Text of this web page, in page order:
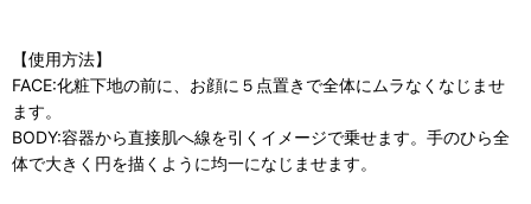
【使用方法】
FACE:化粧下地の前に、お顔に５点置きで全体にムラなくなじませ
ます。
BODY:容器から直接肌へ線を引くイメージで乗せます。手のひら全
体で大きく円を描くように均一になじませます。